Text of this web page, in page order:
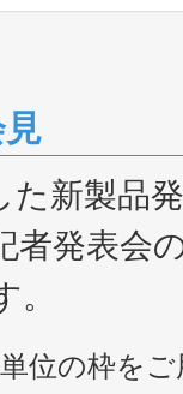
た新製品
者発表会
位の枠を